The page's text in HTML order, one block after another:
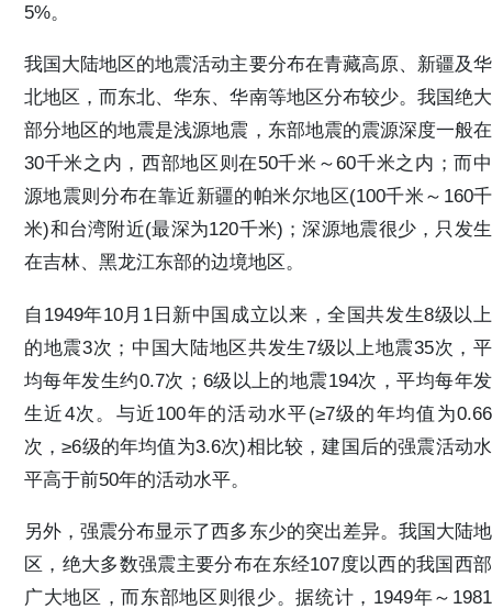
5%。
我国大陆地区的地震活动主要分布在青藏高原、新疆及华
北地区，而东北、华东、华南等地区分布较少。我国绝大
部分地区的地震是浅源地震，东部地震的震源深度一般在
30千米之内，西部地区则在50千米～60千米之内；而中
源地震则分布在靠近新疆的帕米尔地区(100千米～160千
米)和台湾附近(最深为120千米)；深源地震很少，只发生
在吉林、黑龙江东部的边境地区。
自1949年10月1日新中国成立以来，全国共发生8级以上
的地震3次；中国大陆地区共发生7级以上地震35次，平
均每年发生约0.7次；6级以上的地震194次，平均每年发
生近4次。与近100年的活动水平(≥7级的年均值为0.66
次，≥6级的年均值为3.6次)相比较，建国后的强震活动水
平高于前50年的活动水平。
另外，强震分布显示了西多东少的突出差异。我国大陆地
区，绝大多数强震主要分布在东经107度以西的我国西部
广大地区，而东部地区则很少。据统计，1949年～1981